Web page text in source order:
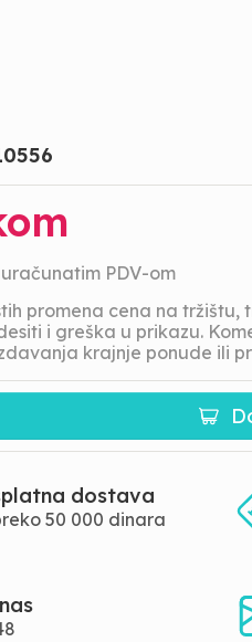
PDV-om
promena cena na tržištu,
i greška u prikazu.
krajnje ponude ili
dostava
50 000 dinara